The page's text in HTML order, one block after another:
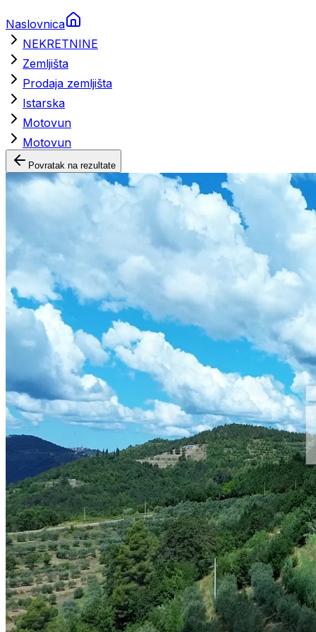
Naslovnica
NEKRETNINE
Zemljišta
Prodaja zemljišta
Istarska
Motovun
Motovun
Povratak na rezultate